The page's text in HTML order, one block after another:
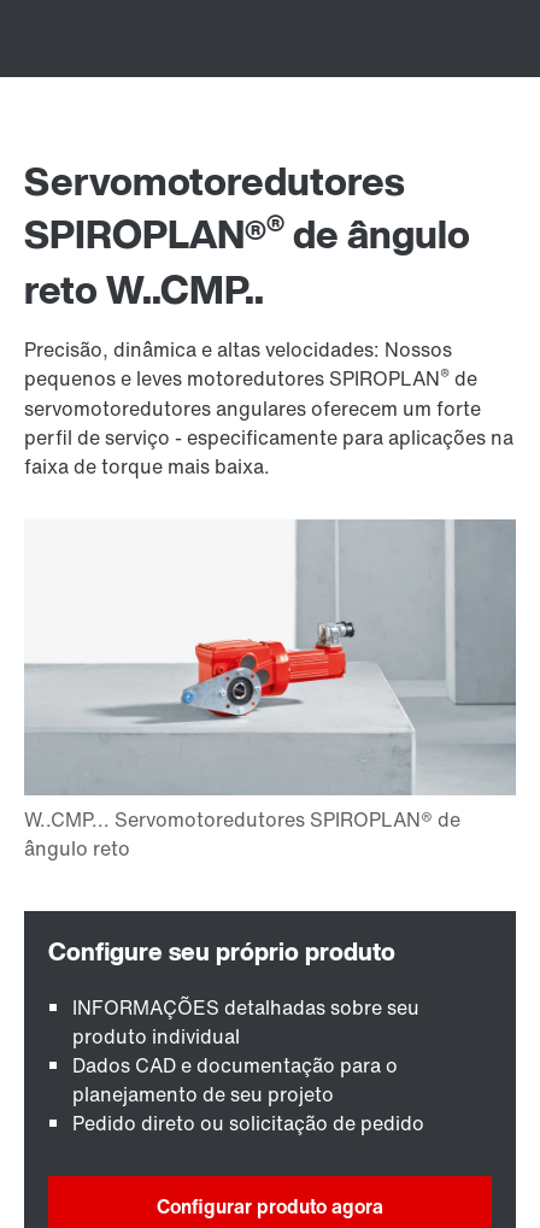
Servomotoredutores
SPIROPLAN®®de ângulo
reto W..CMP..
Precisão, dinâmica e altas velocidades: Nossos
pequenos e leves motoredutores SPIROPLAN® de
servomotoredutores angulares oferecem um forte
perfil de serviço - especificamente para aplicações na
faixa de torque mais baixa.
INFORMAÇÕES detalhadas sobre seu
produto individual
Dados CAD e documentação para o
planejamento de seu projeto
Pedido direto ou solicitação de pedido
Configurar produto agora